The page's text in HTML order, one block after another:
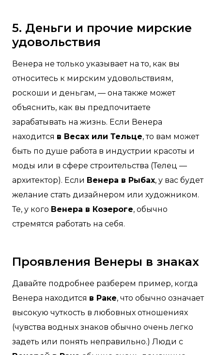
5. Деньги и прочие мирские
удовольствия
Венера не только указывает на то, как вы
относитесь к мирским удовольствиям,
роскоши и деньгам, — она также может
объяснить, как вы предпочитаете
зарабатывать на жизнь. Если Венера
находится в Весах или Тельце, то вам может
быть по душе работа в индустрии красоты и
моды или в сфере строительства (Телец —
архитектор). Если Венера в Рыбах, у вас будет
желание стать дизайнером или художником.
Те, у кого Венера в Козероге, обычно
стремятся работать на себя.
Проявления Венеры в знаках
Давайте подробнее разберем пример, когда
Венера находится в Раке, что обычно означает
высокую чуткость в любовных отношениях
(чувства водных знаков обычно очень легко
задеть или понять неправильно.) Люди с